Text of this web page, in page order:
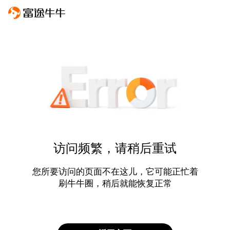
访问频繁，请稍后重试
您所要访问的页面不在这儿，它可能正忙着
刷牛牛圈，稍后就能恢复正常